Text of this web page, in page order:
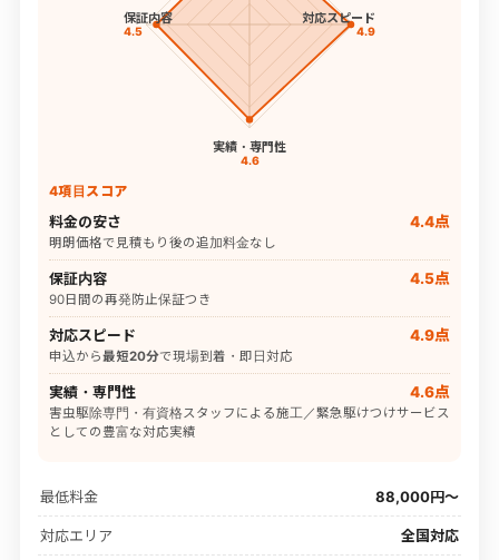
対応スピード
4.9
実績・専門性
4.6
保証内容
4.5
4項目スコア
料金の安さ 4.4点
明朗価格で見積もり後の追加料金なし
保証内容 4.5点
90日間の再発防止保証つき
対応スピード 4.9点
申込から最短20分で現場到着・即日対応
実績・専門性 4.6点
害虫駆除専門・有資格スタッフによる施工／緊急駆けつけサービス
としての豊富な対応実績
最低料金 88,000円〜
対応エリア 全国対応